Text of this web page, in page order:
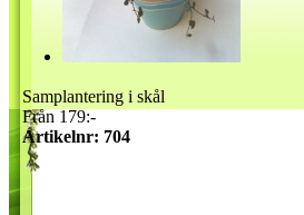
Samplantering i skål
Från 179:-
Artikelnr: 704